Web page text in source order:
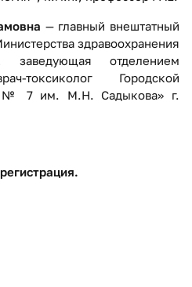
— главный внештатный
здравоохранения
заведующая отделением
токсиколог Городской
№ 7 им. М.Н. Садыкова» г.